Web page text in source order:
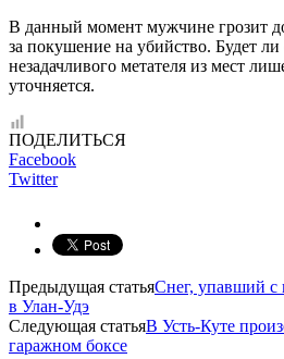
В данный момент мужчине грозит
за покушение на убийство. Будет
незадачливого метателя из мест
уточняется.
ПОДЕЛИТЬСЯ
Facebook
Twitter
Предыдущая статьяСнег, упавший с
в Улан-Удэ
Следующая статьяВ Усть-Куте
гаражном боксе